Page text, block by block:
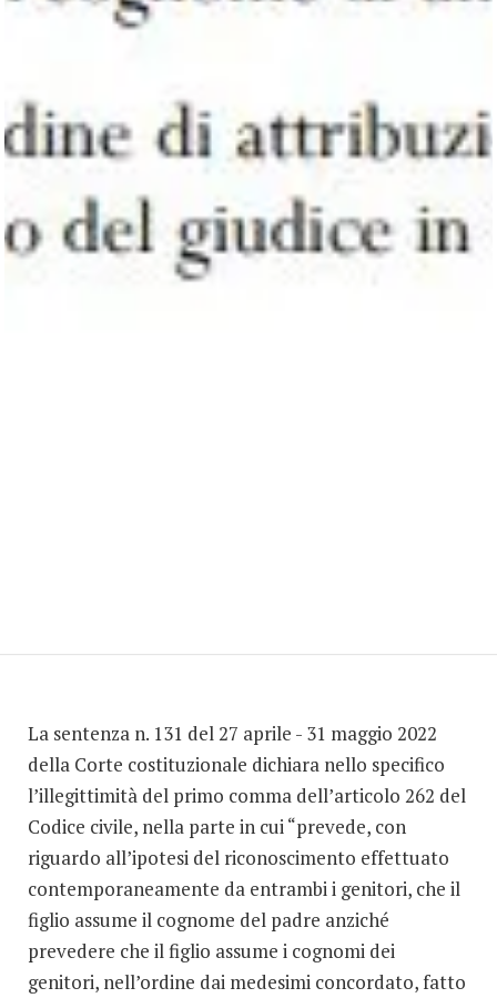
La sentenza n. 131 del 27 aprile - 31 maggio 2022
della Corte costituzionale dichiara nello specifico
l’illegittimità del primo comma dell’articolo 262 del
Codice civile, nella parte in cui “prevede, con
riguardo all’ipotesi del riconoscimento effettuato
contemporaneamente da entrambi i genitori, che il
figlio assume il cognome del padre anziché
prevedere che il figlio assume i cognomi dei
genitori, nell’ordine dai medesimi concordato, fatto